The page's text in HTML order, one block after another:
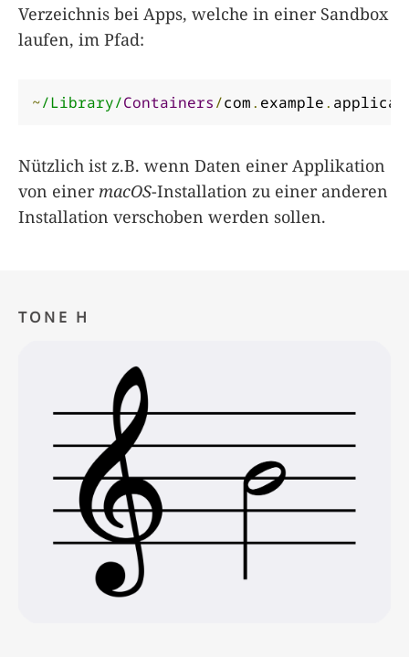
Verzeichnis bei Apps, welche in einer Sandbox
laufen, im Pfad:
~/Library/Containers/com. example.
Nützlich ist z.B. wenn Daten einer Applikation
von einer macOS-Installation zu einer anderen
Installation verschoben werden sollen.
TONE H